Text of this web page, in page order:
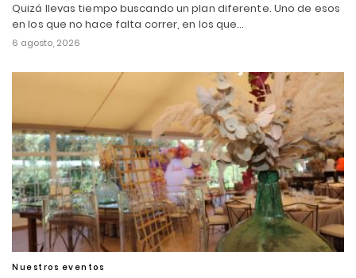
Quizá llevas tiempo buscando un plan diferente. Uno de esos
en los que no hace falta correr, en los que…
6 agosto, 2026
Nuestros eventos